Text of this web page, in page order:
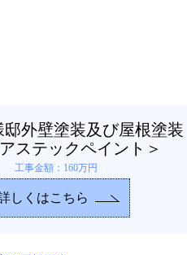
邸外壁塗装及び屋根塗装
ステックペイント＞
工事金額：160万円
しくはこちら